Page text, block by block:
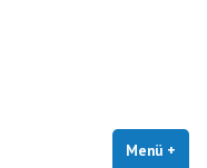
Menü +